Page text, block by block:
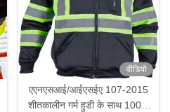
वीडियो
एएनएसआई/आईएसईए 107-2015
शीतकालीन गर्म हुडी के साथ 100%